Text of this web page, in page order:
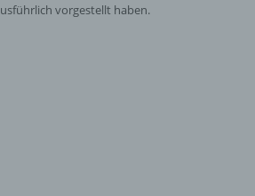
vorgestellt haben.